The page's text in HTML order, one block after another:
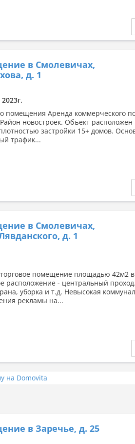
в Смолевичах,
д. 1
2023г.
помещения Аренда коммерческого
новостроек. Объект расположен
застройки 15+ домов.
трафик...
в Смолевичах,
д. 1
помещение площадью 42м2
расположение - центральный
уборка и т.д. Невысокая
рекламы на...
на Domovita
в Заречье, д. 25